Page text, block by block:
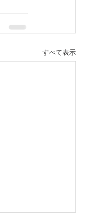
すべて表示